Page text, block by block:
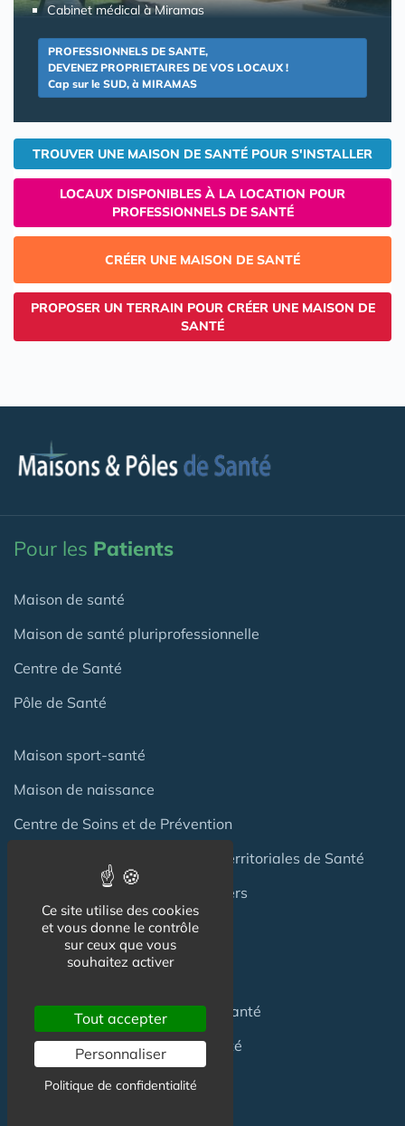
Cabinet médical à Miramas
PROFESSIONNELS DE SANTE,
DEVENEZ PROPRIETAIRES DE VOS LOCAUX !
Cap sur le SUD, à MIRAMAS
TROUVER UNE MAISON DE SANTÉ POUR S'INSTALLER
LOCAUX DISPONIBLES À LA LOCATION POUR
PROFESSIONNELS DE SANTÉ
CRÉER UNE MAISON DE SANTÉ
PROPOSER UN TERRAIN POUR CRÉER UNE MAISON DE
SANTÉ
Pour les Patients
Maison de santé
Maison de santé pluriprofessionnelle
Centre de Santé
Pôle de Santé
Maison sport-santé
Maison de naissance
Centre de Soins et de Prévention
Communauté Professionnelles Territoriales de Santé
Hotel Patient & Hôtels Hospitaliers
Pour lesProfessionnels
Location locauxen Maison de Santé
Achat locauxen Maison de Santé
Emploien Centre de Santé
Ce site utilise des cookies
et vous donne le contrôle
sur ceux que vous
souhaitez activer
Tout accepter
Personnaliser
Politique de confidentialité